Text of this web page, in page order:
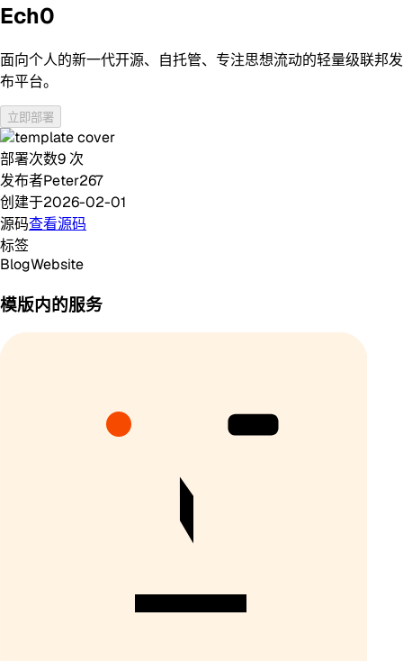
Ech0
面向个人的新一代开源、自托管、专注思想流动的轻量级联邦发
布平台。
立即部署
部署次数9 次
发布者Peter267
创建于2026-02-01
源码查看源码
标签
BlogWebsite
模版内的服务